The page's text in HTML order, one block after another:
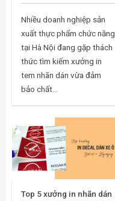
Nhiều doanh nghiệp sản
xuất thực phẩm chức năng
tại Hà Nội đang gặp thách
thức tìm kiếm xưởng in
tem nhãn dán vừa đảm
bảo chất...
Top 5 xưởng in nhãn dán